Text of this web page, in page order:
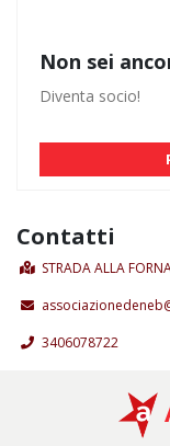
Non sei
Diventa socio!
Contatti
STRADA ALLA
3406078722